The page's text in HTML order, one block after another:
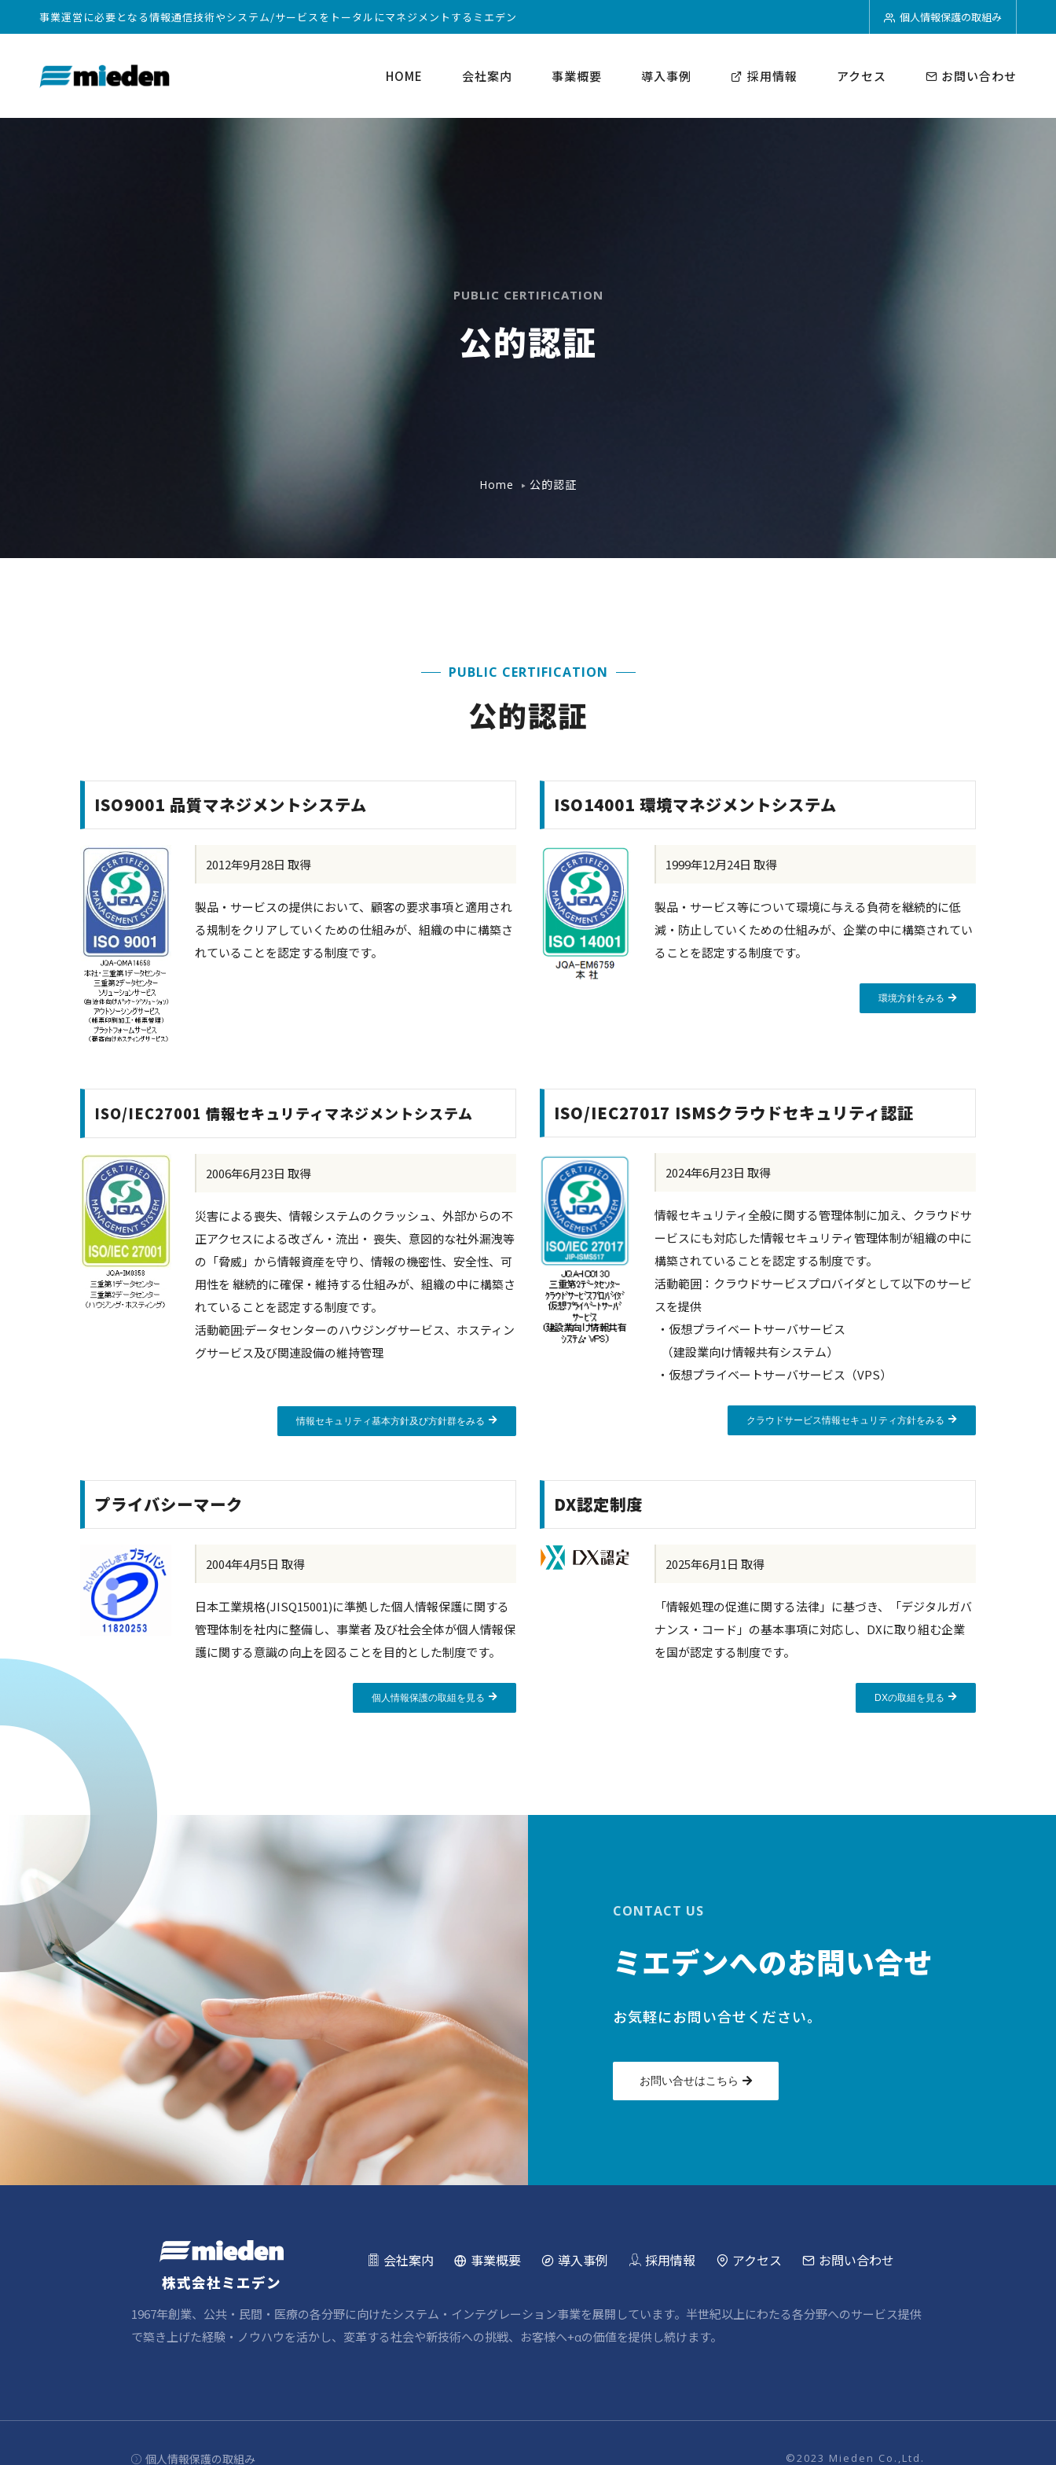
事業運営に必要となる情報通信技術やシステム/サービスをトータルにマネジメントするミエデン 個人情報保護の取組み
HOME 会社案内 事業概要 導入事例 採用情報 アクセス お問い合わせ
PUBLIC CERTIFICATION
公的認証
Home 公的認証
PUBLIC CERTIFICATION
公的認証
ISO9001 品質マネジメントシステム
2012年9月28日 取得
製品・サービスの提供において、顧客の要求事項と適用され
る規制をクリアしていくための仕組みが、組織の中に構築さ
れていることを認定する制度です。
ISO14001 環境マネジメントシステム
1999年12月24日 取得
製品・サービス等について環境に与える負荷を継続的に低
減・防止していくための仕組みが、企業の中に構築されてい
ることを認定する制度です。
環境方針をみる
ISO/IEC27001 情報セキュリティマネジメントシステム
2006年6月23日 取得
災害による喪失、情報システムのクラッシュ、外部からの不
正アクセスによる改ざん・流出・ 喪失、意図的な社外漏洩等
の「脅威」から情報資産を守り、情報の機密性、安全性、可
用性を 継続的に確保・維持する仕組みが、組織の中に構築さ
れていることを認定する制度です。
活動範囲:データセンターのハウジングサービス、ホスティン
グサービス及び関連設備の維持管理
情報セキュリティ基本方針及び方針群をみる
ISO/IEC27017 ISMSクラウドセキュリティ認証
2024年6月23日 取得
情報セキュリティ全般に関する管理体制に加え、クラウドサ
ービスにも対応した情報セキュリティ管理体制が組織の中に
構築されていることを認定する制度です。
活動範囲：クラウドサービスプロバイダとして以下のサービ
スを提供
・仮想プライベートサーバサービス
（建設業向け情報共有システム）
・仮想プライベートサーバサービス（VPS）
クラウドサービス情報セキュリティ方針をみる
プライバシーマーク
2004年4月5日 取得
日本工業規格(JISQ15001)に準拠した個人情報保護に関する
管理体制を社内に整備し、事業者 及び社会全体が個人情報保
護に関する意識の向上を図ることを目的とした制度です。
個人情報保護の取組を見る
DX認定制度
2025年6月1日 取得
「情報処理の促進に関する法律」に基づき、「デジタルガバ
ナンス・コード」の基本事項に対応し、DXに取り組む企業
を国が認定する制度です。
DXの取組を見る
CONTACT US
ミエデンへのお問い合せ
お気軽にお問い合せください。
お問い合せはこちら
株式会社ミエデン
会社案内 事業概要 導入事例 採用情報 アクセス お問い合わせ
1967年創業、公共・民間・医療の各分野に向けたシステム・インテグレーション事業を展開しています。半世紀以上にわたる各分野へのサービス提供
で築き上げた経験・ノウハウを活かし、変革する社会や新技術への挑戦、お客様へ+αの価値を提供し続けます。
個人情報保護の取組み ©2023 Mieden Co.,Ltd.